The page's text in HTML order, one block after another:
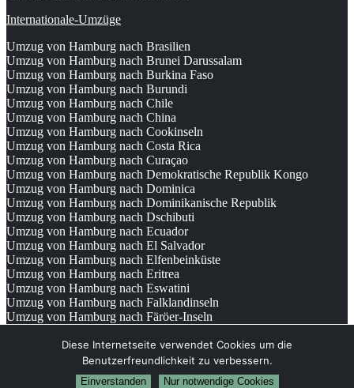
Internationale-Umzüge
Umzug von Hamburg nach Brasilien
Umzug von Hamburg nach Brunei Darussalam
Umzug von Hamburg nach Burkina Faso
Umzug von Hamburg nach Burundi
Umzug von Hamburg nach Chile
Umzug von Hamburg nach China
Umzug von Hamburg nach Cookinseln
Umzug von Hamburg nach Costa Rica
Umzug von Hamburg nach Curaçao
Umzug von Hamburg nach Demokratische Republik Kongo
Umzug von Hamburg nach Dominica
Umzug von Hamburg nach Dominikanische Republik
Umzug von Hamburg nach Dschibuti
Umzug von Hamburg nach Ecuador
Umzug von Hamburg nach El Salvador
Umzug von Hamburg nach Elfenbeinküste
Umzug von Hamburg nach Eritrea
Umzug von Hamburg nach Eswatini
Umzug von Hamburg nach Falklandinseln
Umzug von Hamburg nach Färöer-Inseln
Umzugsunternehmen Hamburg
Diese Internetseite verwendet Cookies um die
Benutzerfreundlichkeit zu verbessern.
Einverstanden Nur notwendige Cookies